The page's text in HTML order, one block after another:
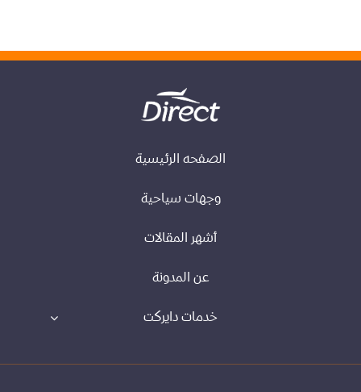
الصفحه الرئيسية
وجهات سياحية
أشهر المقالات
عن المدونة
خدمات دايركت